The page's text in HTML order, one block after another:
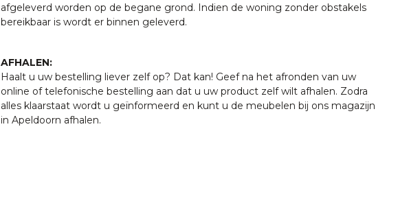
afgeleverd worden op de begane grond. Indien de woning zonder obstakels
bereikbaar is wordt er binnen geleverd.
AFHALEN:
Haalt u uw bestelling liever zelf op? Dat kan! Geef na het afronden van uw
online of telefonische bestelling aan dat u uw product zelf wilt afhalen. Zodra
alles klaarstaat wordt u geïnformeerd en kunt u de meubelen bij ons magazijn
in Apeldoorn afhalen.